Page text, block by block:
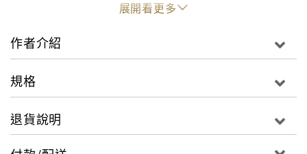
佳作，是由台灣樂觀音樂結合馬來西亞PopPopMusic
以及馬來西亞最佳爵士樂團WVC共同精心打造，李婭莎
更是參與了整張專輯的製作與企畫，親自定調 <鮮活>
訂定出了的兩大主軸與<騷動>。 以生活在台北的角度，
期盼等態度，真實的呈現在專輯之中，並以高達100人
展開看更多
作者介紹
規格
退貨說明